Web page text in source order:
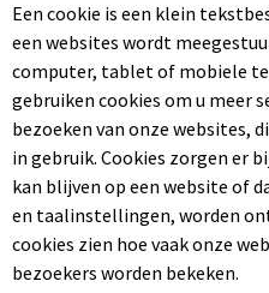
Een cookie is een klein
een websites wordt
computer, tablet of mobiele
gebruiken cookies om u meer
bezoeken van onze websites,
in gebruik. Cookies zorgen er
kan blijven op een website of
en taalinstellingen, worden
cookies zien hoe vaak onze
bezoekers worden bekeken.